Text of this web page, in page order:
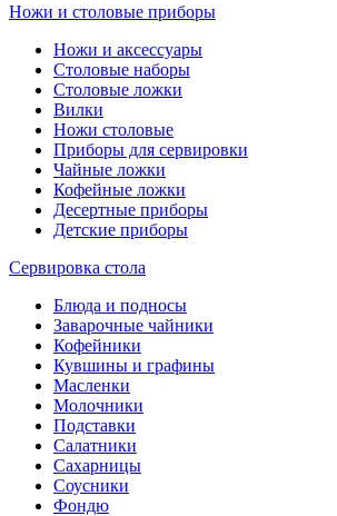
Ножи и столовые приборы
Ножи и аксессуары
Столовые наборы
Столовые ложки
Вилки
Ножи столовые
Приборы для сервировки
Чайные ложки
Кофейные ложки
Десертные приборы
Детские приборы
Сервировка стола
Блюда и подносы
Заварочные чайники
Кофейники
Кувшины и графины
Масленки
Молочники
Подставки
Салатники
Сахарницы
Соусники
Фондю